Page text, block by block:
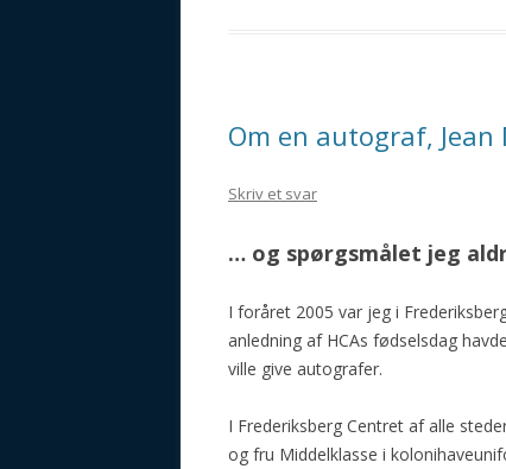
Om en autograf,
Skriv et svar
… og spørgsmålet jeg
I foråret 2005 var jeg i
anledning af HCAs fødselsdag
ville give autografer.
I Frederiksberg Centret af alle
og fru Middelklasse i